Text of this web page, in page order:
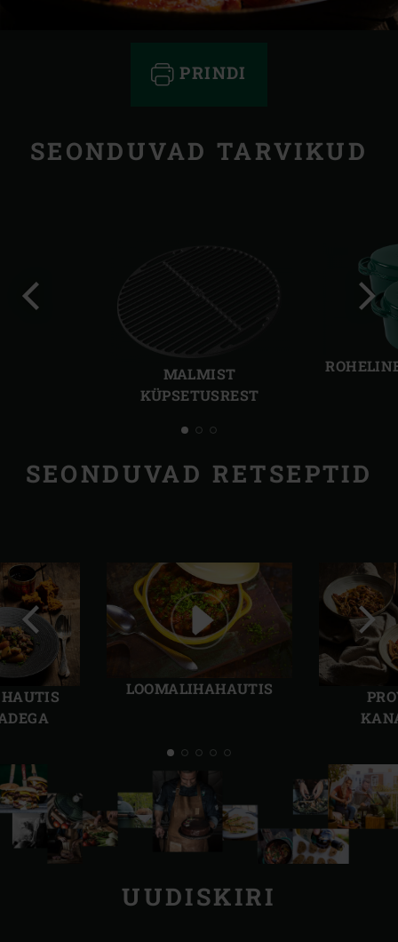
PRINDI
SEONDUVAD TARVIKUD
MALMIST
KÜPSETUSREST
SEONDUVAD RETSEPTID
LOOMALIHAHAUTIS
Eelmine
slaid
UUDISKIRI